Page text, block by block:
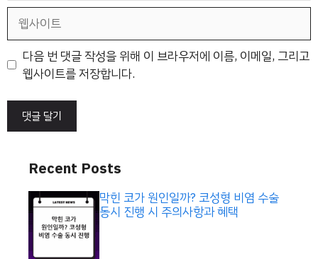
일
트
다음 번 댓글 작성을 위해 이 브라우저에 이름, 이메일, 그리고
웹사이트를 저장합니다.
Recent Posts
막힌 코가 원인일까? 코성형 비염 수술
동시 진행 시 주의사항과 혜택